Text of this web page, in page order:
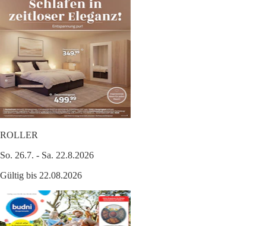
ROLLER
So. 26.7. - Sa. 22.8.2026
Gültig bis 22.08.2026